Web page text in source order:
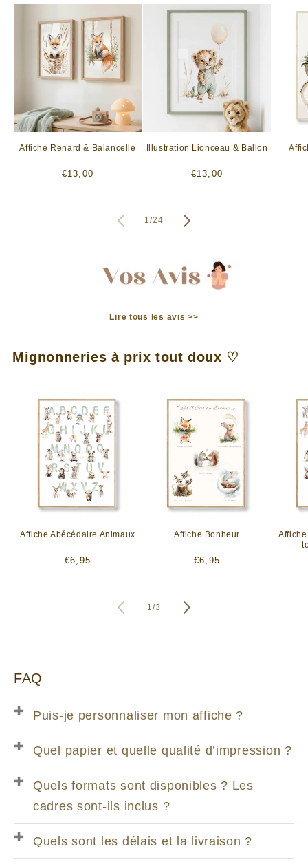
Affiche Renard & Balancelle
Prix
€13,00
Illustration Lionceau & Ballon
Prix
€13,00
1/de
24
Lire tous les avis >>
Mignonneries à prix tout doux ♡
Affiche Abécédaire Animaux
Prix
€6,95
Affiche Bonheur
Prix
€6,95
1/de
3
FAQ
Puis-je personnaliser mon affiche ?
Quel papier et quelle qualité d’impression ?
Quels formats sont disponibles ? Les
cadres sont-ils inclus ?
Quels sont les délais et la livraison ?